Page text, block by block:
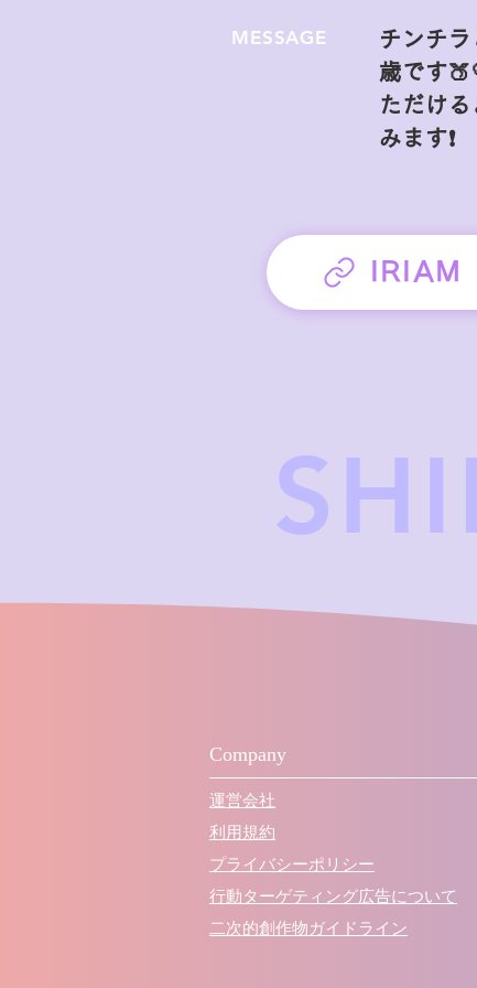
MESSAGE
チンチ
歳です
ただけ
みます❗️
IRIAM
Company
運営会社
利用規約
プライバシーポリシー
行動ターゲティング広告について
​二次的創作物ガイドライン